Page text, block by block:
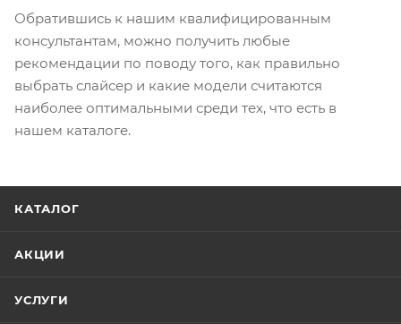
Обратившись к нашим квалифицированным
консультантам, можно получить любые
рекомендации по поводу того, как правильно
выбрать слайсер и какие модели считаются
наиболее оптимальными среди тех, что есть в
нашем каталоге.
КАТАЛОГ
АКЦИИ
УСЛУГИ